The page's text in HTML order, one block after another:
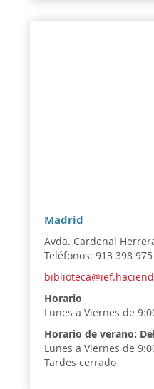
Madrid
Avda. Cardenal
Teléfonos: 913 398
Horario
Lunes a Viernes de
Horario de verano:
Lunes a Viernes de
Tardes cerrado